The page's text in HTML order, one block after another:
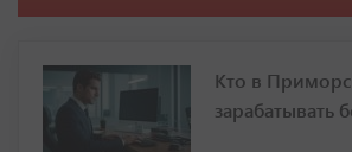
Кто в
зарабатывать